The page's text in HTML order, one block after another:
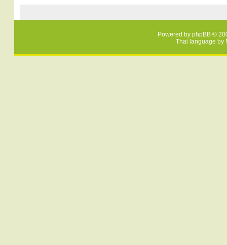
Powered by phpBB ©
Thai language by